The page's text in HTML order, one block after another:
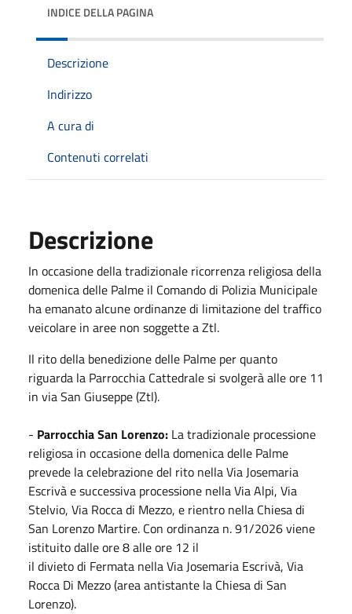
INDICE DELLA PAGINA
Descrizione
Indirizzo
A cura di
Contenuti correlati
Descrizione
In occasione della tradizionale ricorrenza religiosa della
domenica delle Palme il Comando di Polizia Municipale
ha emanato alcune ordinanze di limitazione del traffico
veicolare in aree non soggette a Ztl.
Il rito della benedizione delle Palme per quanto
riguarda la Parrocchia Cattedrale si svolgerà alle ore 11
in via San Giuseppe (Ztl).
- Parrocchia San Lorenzo: La tradizionale processione
religiosa in occasione della domenica delle Palme
prevede la celebrazione del rito nella Via Josemaria
Escrivà e successiva processione nella Via Alpi, Via
Stelvio, Via Rocca di Mezzo, e rientro nella Chiesa di
San Lorenzo Martire. Con ordinanza n. 91/2026 viene
istituito dalle ore 8 alle ore 12 il
il divieto di Fermata nella Via Josemaria Escrivà, Via
Rocca Di Mezzo (area antistante la Chiesa di San
Lorenzo).